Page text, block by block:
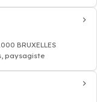
BRUXELLES
paysagiste